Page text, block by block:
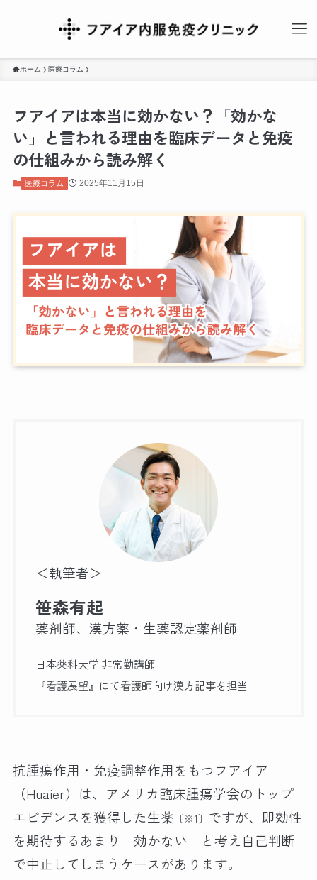
ホーム 医療コラム
フアイアは本当に効かない？「効かな
い」と言われる理由を臨床データと免疫
の仕組みから読み解く
医療コラム 2025年11月15日
＜執筆者＞
笹森有起
薬剤師、漢方薬・生薬認定薬剤師
日本薬科大学 非常勤講師
『看護展望』にて看護師向け漢方記事を担当
抗腫瘍作用・免疫調整作用をもつフアイア
（Huaier）は、アメリカ臨床腫瘍学会のトップ
エビデンスを獲得した生薬 〔※1〕 ですが、即効性
を期待するあまり「効かない」と考え自己判断
で中止してしまうケースがあります。